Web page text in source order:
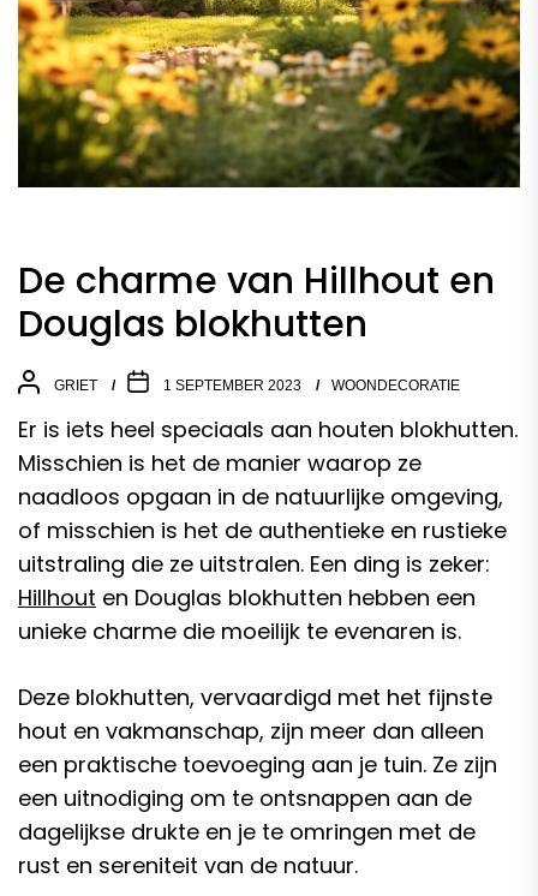
De charme van Hillhout en
Douglas blokhutten
GRIET 1 SEPTEMBER 2023 WOONDECORATIE
Er is iets heel speciaals aan houten blokhutten.
Misschien is het de manier waarop ze
naadloos opgaan in de natuurlijke omgeving,
of misschien is het de authentieke en rustieke
uitstraling die ze uitstralen. Een ding is zeker:
Hillhout en Douglas blokhutten hebben een
unieke charme die moeilijk te evenaren is.
Deze blokhutten, vervaardigd met het fijnste
hout en vakmanschap, zijn meer dan alleen
een praktische toevoeging aan je tuin. Ze zijn
een uitnodiging om te ontsnappen aan de
dagelijkse drukte en je te omringen met de
rust en sereniteit van de natuur.